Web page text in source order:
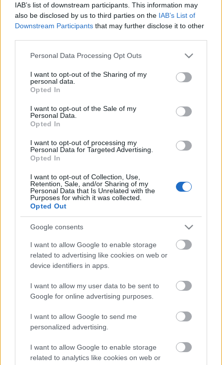
IAB’s list of downstream participants. This information may
also be disclosed by us to third parties on the IAB’s List of
Downstream Participants that may further disclose it to other
Please note that this website/app uses one or more Google
not limited to your visit or usage behaviour. You may click to
grant or deny consent to Google and its third-party tags to
use your data for below specified purposes in below Google
consent section.
Personal Data Processing Opt Outs
I want to opt-out of the Sharing of my
personal data.
Opted In
I want to opt-out of the Sale of my
Personal Data.
Opted In
I want to opt-out of processing my
Personal Data for Targeted Advertising.
Opted In
I want to opt-out of Collection, Use,
Retention, Sale, and/or Sharing of my
Personal Data that Is Unrelated with the
Purposes for which it was collected.
Opted Out
Google consents
I want to allow Google to enable storage
related to advertising like cookies on web or
device identifiers in apps.
I want to allow my user data to be sent to
Google for online advertising purposes.
I want to allow Google to send me
personalized advertising.
I want to allow Google to enable storage
related to analytics like cookies on web or
Aktuális
Paks II.: Mit jelent az 5. blokk új
árnyékában?
másodfokúra csökken a riasztás
HIRDETÉS
Paks II.: Mit jelent az 5. blokk új
mérföldköve a felülvizsgálat
árnyékában?
Fontos a postaládákba költöző
széncinegék védelme